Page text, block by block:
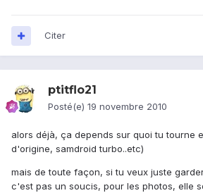
Citer
ptitflo21
Posté(e) 19 novembre 2010
alors déjà, ça depends sur quoi tu tourne
d'origine, samdroid turbo..etc)
mais de toute façon, si tu veux juste
c'est pas un soucis, pour les photos, elle